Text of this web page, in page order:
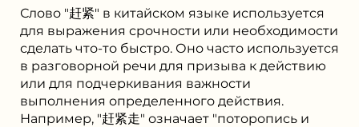
Слово "赶紧" в китайском языке используется
для выражения срочности или необходимости
сделать что-то быстро. Оно часто используется
в разговорной речи для призыва к действию
или для подчеркивания важности
выполнения определенного действия.
Например, "赶紧走" означает "поторопись и